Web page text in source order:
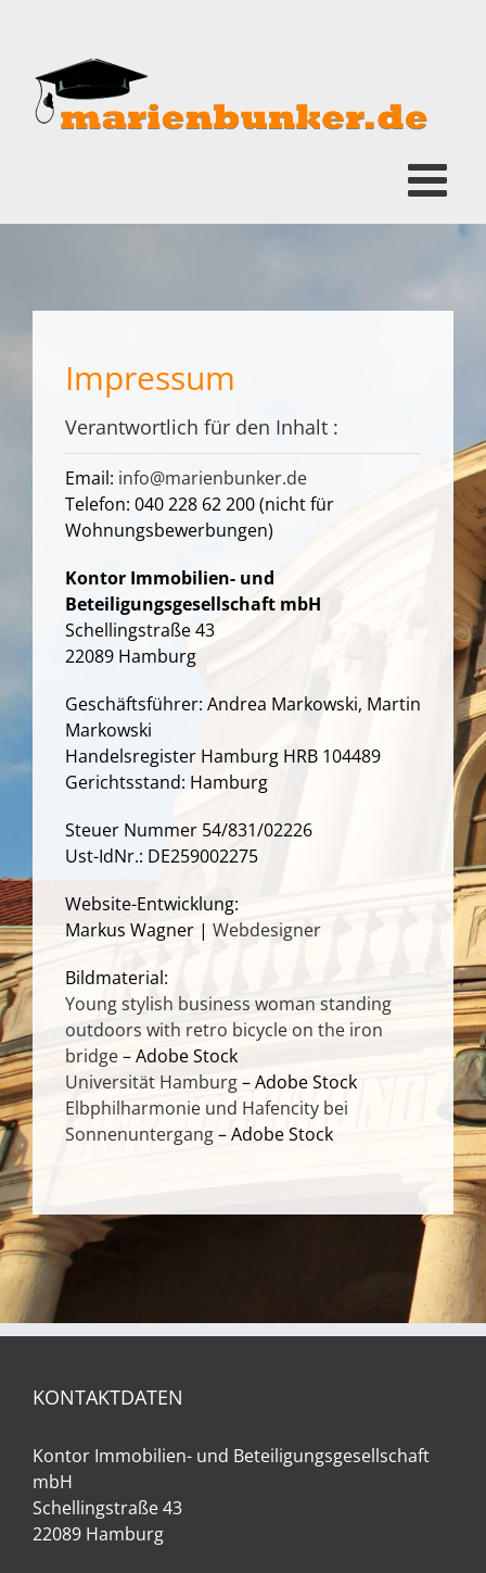
springen
Impressum
Verantwortlich für den Inhalt :
Email: info@marienbunker.de
Telefon: 040 228 62 200 (nicht für
Wohnungsbewerbungen)
Kontor Immobilien- und
Beteiligungsgesellschaft mbH
Schellingstraße 43
22089 Hamburg
Geschäftsführer: Andrea Markowski, Martin
Markowski
Handelsregister Hamburg HRB 104489
Gerichtsstand: Hamburg
Steuer Nummer 54/831/02226
Ust-IdNr.: DE259002275
Website-Entwicklung:
Markus Wagner | Webdesigner
Bildmaterial:
Young stylish business woman standing
outdoors with retro bicycle on the iron
bridge– Adobe Stock
Universität Hamburg– Adobe Stock
Elbphilharmonie und Hafencity bei
Sonnenuntergang– Adobe Stock
KONTAKTDATEN
Kontor Immobilien- und Beteiligungsgesellschaft
mbH
Schellingstraße 43
22089 Hamburg